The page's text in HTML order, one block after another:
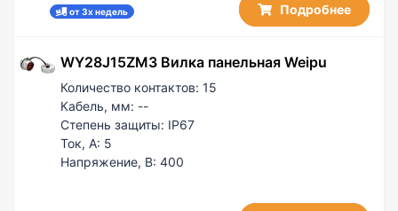
от 3х недель Подробнее
WY28J15ZM3 Вилка панельная Weipu
Количество контактов: 15
Кабель, мм: --
Степень защиты: IP67
Ток, А: 5
Напряжение, В: 400